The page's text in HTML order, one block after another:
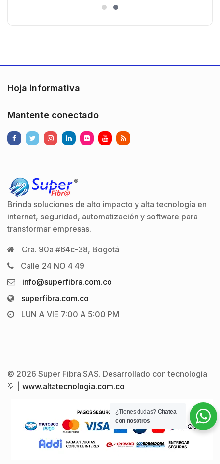
)130° de Visión (Gran Angular)
Hoja informativa
Mantente conectado
Brinda soluciones de alto impacto y alta tecnología en
internet, seguridad, automatización y software para
transformar empresas.
Cra. 90a #64c-38, Bogotá
Calle 24 NO 4 49
info@superfibra.com.co
superfibra.com.co
LUN A VIE 7:00 A 5:00 PM
© 2026 Super Fibra SAS. Desarrollado con tecnología
💡 | www.altatecnologia.com.co
¿Tienes dudas? Chatea
con nosotros